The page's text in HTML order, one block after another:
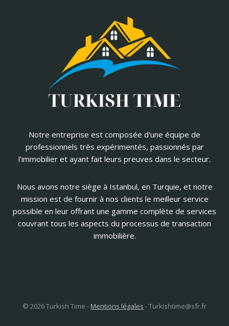
Notre entreprise est composée d'une équipe de
professionnels très expérimentés, passionnés par
l'immobilier et ayant fait leurs preuves dans le secteur.
Nous avons notre siège à Istanbul, en Turquie, et notre
mission est de fournir à nos clients le meilleur service
possible en leur offrant une gamme complète de services
couvrant tous les aspects du processus de transaction
immobilière.
© 2026 Turkish Time - Mentions légales -Turkishtime@sfr.fr